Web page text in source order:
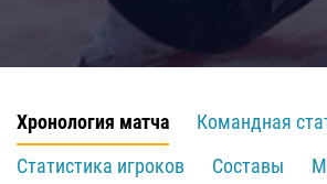
Хронология матча
Командная
Статистика игроков
Составы